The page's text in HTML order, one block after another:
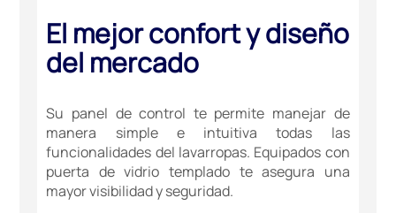
El mejor confort y diseño
del mercado
Su panel de control te permite manejar de
manera simple e intuitiva todas las
funcionalidades del lavarropas. Equipados con
puerta de vidrio templado te asegura una
mayor visibilidad y seguridad.